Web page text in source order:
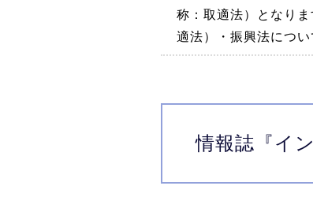
称：取適法）となり
適法）・振興法につ
情報誌 『イ